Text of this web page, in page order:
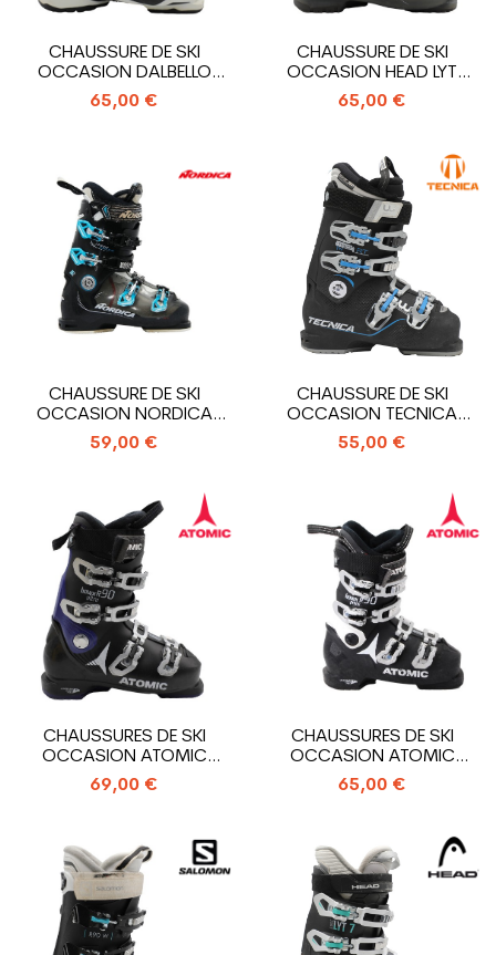
CHAUSSURE DE SKI
OCCASION DALBELLO
SPORT AX LTD W
65,00 €
CHAUSSURE DE SKI
OCCASION HEAD LYT
EDGE 80
65,00 €
CHAUSSURE DE SKI
OCCASION NORDICA
SPEEDMACHINE 95R W
59,00 €
CHAUSSURE DE SKI
OCCASION TECNICA
MACH 1 W RT
55,00 €
CHAUSSURES DE SKI
OCCASION ATOMIC
HAWX ULTRA R90
69,00 €
CHAUSSURES DE SKI
OCCASION ATOMIC
HAWX PRIME R90
65,00 €